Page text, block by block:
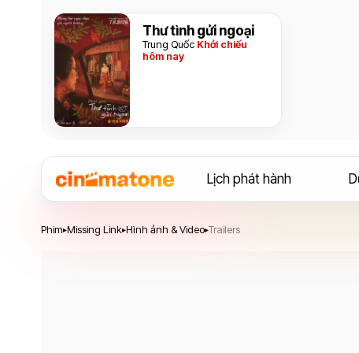
Thư tình gửi ngoại
Trung Quốc Khởi chiếu
hôm nay
Lịch phát hành
Phim▸Missing Link▸Hình ảnh & Video▸Trailers